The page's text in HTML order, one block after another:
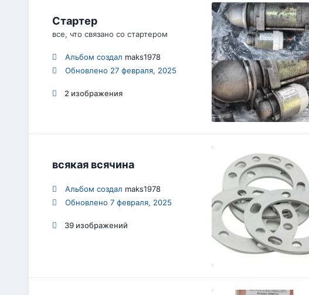
Стартер
все, что связано со стартером
Альбом создал maks1978
Обновлено 27 февраля, 2025
2 изображения
всякая всячина
Альбом создал maks1978
Обновлено 7 февраля, 2025
39 изображений